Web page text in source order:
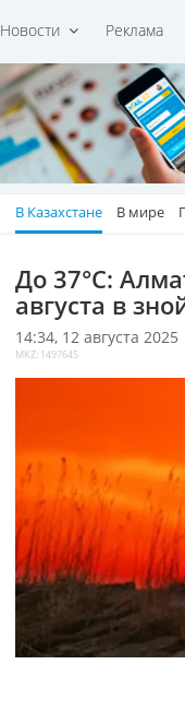
Новости Реклама
В Казахстане В мире
До 37°C:
августа в
14:34, 12 августа 2025
MKZ: 1497645